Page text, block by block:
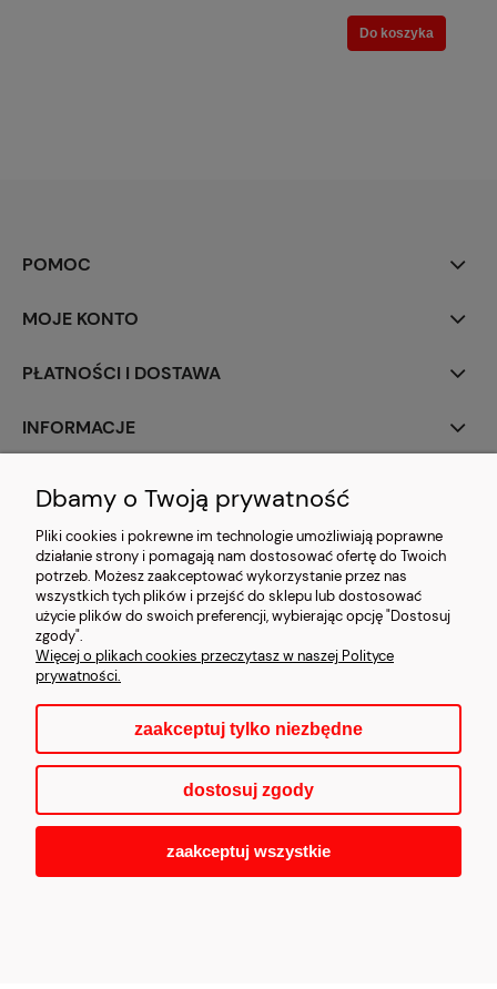
Do koszyka
POMOC
MOJE KONTO
PŁATNOŚCI I DOSTAWA
INFORMACJE
CARMANI.PL| 03-203 Warszawa, ul. Bazyliańska 20 | e-mail:
detal@carmani.pl | tel.: 697 632 387 | NIP:
pokaż pełną wersję strony
Sklep internetowy Shoper.pl
Dbamy o Twoją prywatność
Pliki cookies i pokrewne im technologie umożliwiają poprawne
działanie strony i pomagają nam dostosować ofertę do Twoich
potrzeb. Możesz zaakceptować wykorzystanie przez nas
wszystkich tych plików i przejść do sklepu lub dostosować
użycie plików do swoich preferencji, wybierając opcję "Dostosuj
zgody".
Więcej o plikach cookies przeczytasz w naszej Polityce
prywatności.
zaakceptuj tylko niezbędne
dostosuj zgody
zaakceptuj wszystkie